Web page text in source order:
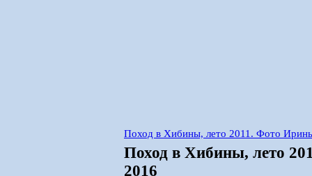
Поход в Хибины, лето 2011. Фото
Поход в Хибины, лето
2016